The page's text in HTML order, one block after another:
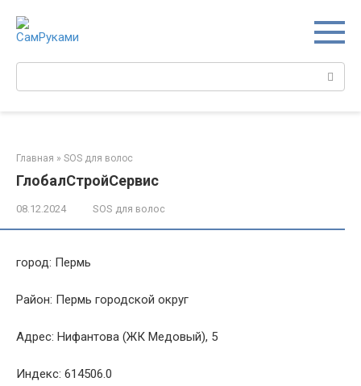
контенту
Главная » SOS для волос
ГлобалСтройСервис
08.12.2024 SOS для волос
город: Пермь
Район: Пермь городской округ
Адрес: Нифантова (ЖК Медовый), 5
Индекс: 614506.0